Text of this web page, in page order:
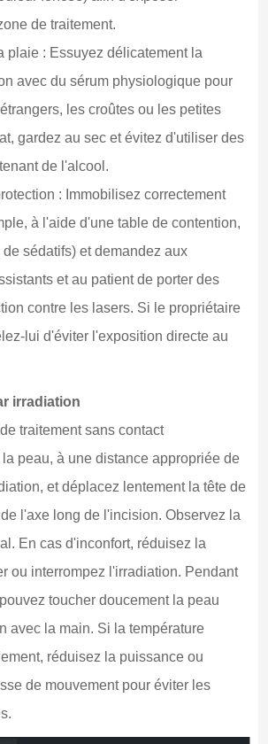
de traitement.
plaie : Essuyez délicatement la
avec du sérum physiologique pour
les croûtes ou les petites
gardez au sec et évitez d'utiliser des
de l'alcool.
: Immobilisez correctement
à l'aide d'une table de contention,
sédatifs) et demandez aux
et au patient de porter des
contre les lasers. Si le propriétaire
lui d'éviter l'exposition directe au
irradiation
traitement sans contact
peau, à une distance appropriée de
et déplacez lentement la tête de
l'axe long de l'incision. Observez la
En cas d'inconfort, réduisez la
ou interrompez l'irradiation. Pendant
toucher doucement la peau
avec la main. Si la température
réduisez la puissance ou
de mouvement pour éviter les